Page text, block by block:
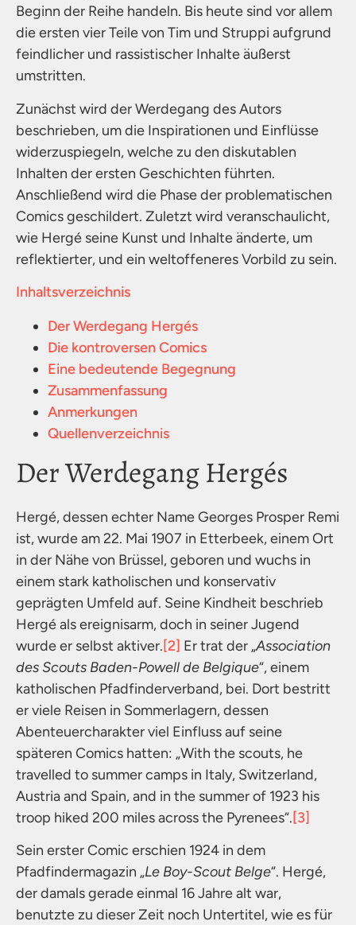
Beginn der Reihe handeln. Bis heute sind vor allem
die ersten vier Teile von Tim und Struppi aufgrund
feindlicher und rassistischer Inhalte äußerst
umstritten.
Zunächst wird der Werdegang des Autors
beschrieben, um die Inspirationen und Einflüsse
widerzuspiegeln, welche zu den diskutablen
Inhalten der ersten Geschichten führten.
Anschließend wird die Phase der problematischen
Comics geschildert. Zuletzt wird veranschaulicht,
wie Hergé seine Kunst und Inhalte änderte, um
reflektierter, und ein weltoffeneres Vorbild zu sein.
Inhaltsverzeichnis
Der Werdegang Hergés
Die kontroversen Comics
Eine bedeutende Begegnung
Zusammenfassung
Anmerkungen
Quellenverzeichnis
Der Werdegang Hergés
Hergé, dessen echter Name Georges Prosper Remi
ist, wurde am 22. Mai 1907 in Etterbeek, einem Ort
in der Nähe von Brüssel, geboren und wuchs in
einem stark katholischen und konservativ
geprägten Umfeld auf. Seine Kindheit beschrieb
Hergé als ereignisarm, doch in seiner Jugend
wurde er selbst aktiver.[2] Er trat der „Association
des Scouts Baden-Powell de Belgique“, einem
katholischen Pfadfinderverband, bei. Dort bestritt
er viele Reisen in Sommerlagern, dessen
Abenteuercharakter viel Einfluss auf seine
späteren Comics hatten: „With the scouts, he
travelled to summer camps in Italy, Switzerland,
Austria and Spain, and in the summer of 1923 his
troop hiked 200 miles across the Pyrenees“.[3]
Sein erster Comic erschien 1924 in dem
Pfadfindermagazin „Le Boy-Scout Belge“. Hergé,
der damals gerade einmal 16 Jahre alt war,
benutzte zu dieser Zeit noch Untertitel, wie es für